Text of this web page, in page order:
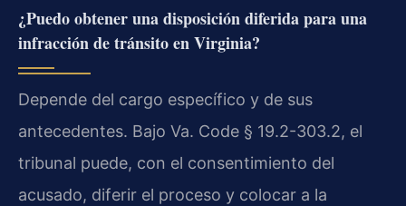
¿Puedo obtener una disposición diferida para una
infracción de tránsito en Virginia?
Depende del cargo específico y de sus
antecedentes. Bajo Va. Code § 19.2-303.2, el
tribunal puede, con el consentimiento del
acusado, diferir el proceso y colocar a la